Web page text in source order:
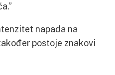
napada na
postoje znakovi